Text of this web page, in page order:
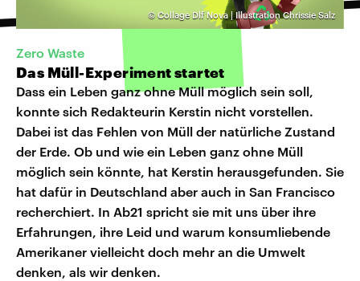
© Collage Dlf Nova | Illustration Chrissie Salz
Zero Waste
Das Müll-Experiment startet
Dass ein Leben ganz ohne Müll möglich sein soll,
konnte sich Redakteurin Kerstin nicht vorstellen.
Dabei ist das Fehlen von Müll der natürliche Zustand
der Erde. Ob und wie ein Leben ganz ohne Müll
möglich sein könnte, hat Kerstin herausgefunden. Sie
hat dafür in Deutschland aber auch in San Francisco
recherchiert. In Ab21 spricht sie mit uns über ihre
Erfahrungen, ihre Leid und warum konsumliebende
Amerikaner vielleicht doch mehr an die Umwelt
denken, als wir denken.